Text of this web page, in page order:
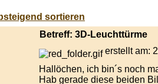
Betreff: 3D-Leuchttürme
erstellt am:
Hallöchen, ich bin´s noch
Hab gerade diese beiden